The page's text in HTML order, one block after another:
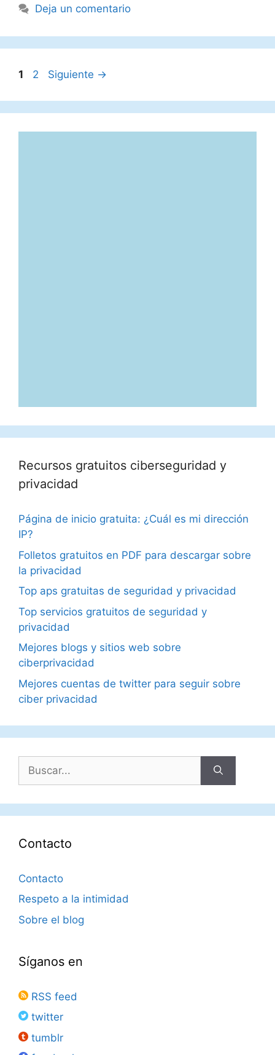
Deja un comentario
Página
1 Página
2 Siguiente →
Recursos gratuitos ciberseguridad y
privacidad
Página de inicio gratuita: ¿Cuál es mi dirección
IP?
Folletos gratuitos en PDF para descargar sobre
la privacidad
Top aps gratuitas de seguridad y privacidad
Top servicios gratuitos de seguridad y
privacidad
Mejores blogs y sitios web sobre
ciberprivacidad
Mejores cuentas de twitter para seguir sobre
ciber privacidad
Contacto
Contacto
Respeto a la intimidad
Sobre el blog
Síganos en
RSS feed
twitter
tumblr